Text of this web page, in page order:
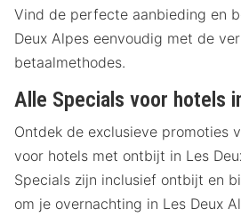
Vind de perfecte aanbieding en
Deux Alpes eenvoudig met de
betaalmethodes.
Alle Specials voor hotels
Ontdek de exclusieve promoties
voor hotels met ontbijt in Les
Specials zijn inclusief ontbijt en
om je overnachting in Les Deux